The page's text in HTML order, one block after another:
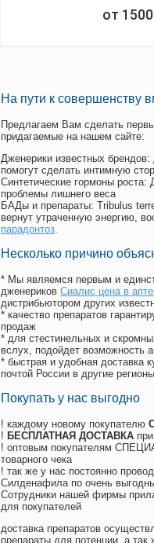
от
На пути к совершенству
Предлагаем Вам сделать
придагаемые на нашем сайте:
Дженерики известных брендов:
помогут сделать интимную
Синтетические гормоны роста:
проблемы лишнего веса
БАДы и препараты: Tribulus
вернут утраченную энергию,
парадонтоз.
Несколько причино
* Мы являемся первым и
дженериков Сиалис цена в
дистрибьютором других
* качество препаратов
продаж
* для стестинельных и
вслух, подойдет возможность
* быстрая и удобная доставка
почтой России в другие
Покупать у нас выгодно
! каждому новому покупателю
! БЕСПЛАТНАЯ ДОСТАВКА
! оптовым покупателям
товарного чека
! так же у нас постоянно
Силденафила по очень
Cотрудники нашей фирмы
для покупателей
доставка препаратов
препараты для потенции, а так